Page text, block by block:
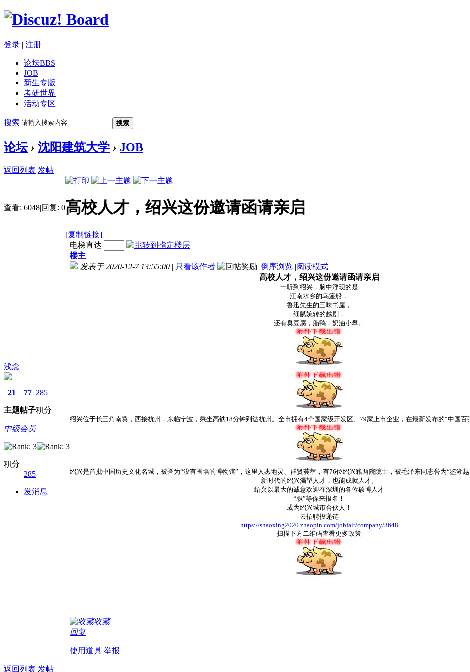
登录 | 注册
论坛BBS
JOB
新生专版
考研世界
活动专区
搜索 搜索
论坛 › 沈阳建筑大学 › JOB
返回列表 发帖
查看: 6048|回复: 0高校人才，绍兴这份邀请函请亲启
[复制链接]
浅念
21
主题
77
帖子
285
积分
中级会员
积分
285
发消息
电梯直达
楼主
发表于 2020-12-7 13:55:00 | 只看该作者 |倒序浏览 |阅读模式
高校人才，绍兴这份邀请函请亲启
一听到绍兴，脑中浮现的是
江南水乡的乌篷船，
鲁迅先生的三味书屋，
细腻婉转的越剧，
还有臭豆腐，腊鸭，奶油小攀。
绍兴位于长三角南翼，西接杭州，东临宁波，乘坐高铁18分钟到达杭州。全市拥有4个国家级开发区、79家上市企业，在最新发布的“中国百
绍兴是首批中国历史文化名城，被誉为“没有围墙的博物馆”，这里人杰地灵、群贤荟萃，有76位绍兴籍两院院士，被毛泽东同志誉为“鉴湖越
新时代的绍兴渴望人才，也能成就人才。
绍兴以最大的诚意欢迎在深圳的各位硕博人才
“职”等你来报名！
成为绍兴城市合伙人！
云招聘投递链
https://shaoxing2020.zhaopin.com/jobfair/company/3648
扫描下方二维码查看更多政策
收藏
回复
使用道具 举报
返回列表 发帖